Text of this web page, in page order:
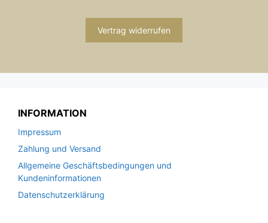
Vertrag widerrufen
INFORMATION
Impressum
Zahlung und Versand
Allgemeine Geschäftsbedingungen und
Kundeninformationen
Datenschutzerklärung